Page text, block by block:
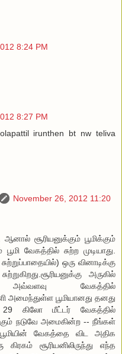
8:24 PM
8:27 PM
irunthen bt nw teliva
November 26, 2012 11:20
சூரியனுக்கும் பூமிக்கும்
வேகத்தில் சுற்ற முடியாது.
ஒரு வினாடிக்கு
அருகில்
வேகத்தில்
அமைந்துள்ள பூமியானது தனது
29 கிலோ மீட்டர் வேகத்தில்
நடுவே அமைகின்ற -- நீங்கள்
வேகத்தை விட அதிக
சூரியனிலிருந்து எந்த